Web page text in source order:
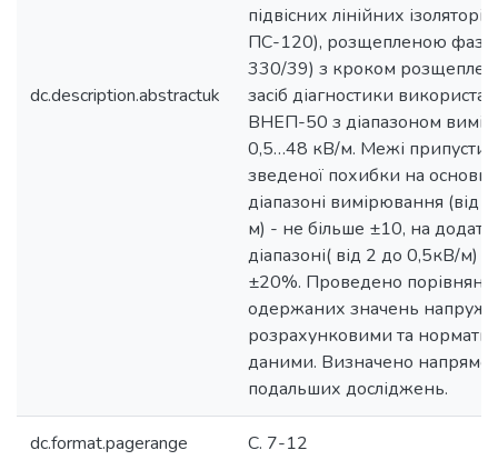
dc.description.abstractuk
підвісних лінійних
ПС-120), розщепленою
330/39) з кроком
засіб діагностики
ВНЕП-50 з діапазоном
0,5…48 кВ/м. Межі
зведеної похибки на
діапазоні вимірювання (від
м) - не більше ±10, на
діапазоні( від 2 до 0,5кВ/м) -
±20%. Проведено
одержаних значень
розрахунковими та
даними. Визначено
подальших досліджень.
dc.format.pagerange С. 7-12